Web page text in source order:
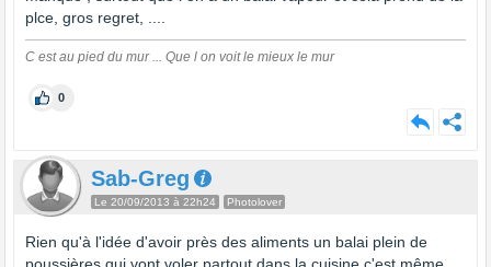
plce, gros regret, ....
C est au pied du mur ... Que l on voit le mieux le mur
0
Sab-Greg
Le 20/09/2013 à 22h24 Photolover
Rien qu'à l'idée d'avoir près des aliments un balai plein de